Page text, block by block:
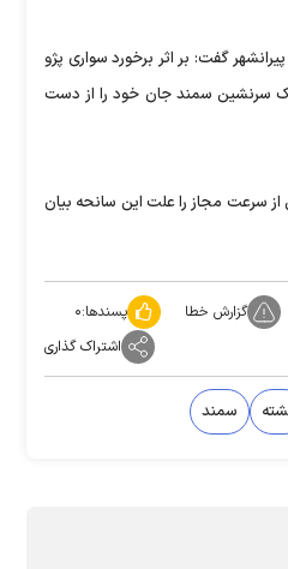
گفت: بر اثر برخورد سواری پژو
پژو و یک سرنشین سمند جان خود را از دست
سرعت مجاز را علت این سانحه بیان
گزارش خطا پسندها:۰
اشتراک گذاری
سمند